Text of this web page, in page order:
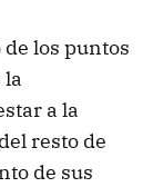
de los puntos
la
a la
resto de
de sus